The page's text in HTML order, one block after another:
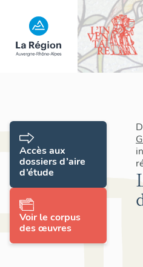
Accès aux
dossiers d’aire
d’étude
Voir le corpus
des œuvres